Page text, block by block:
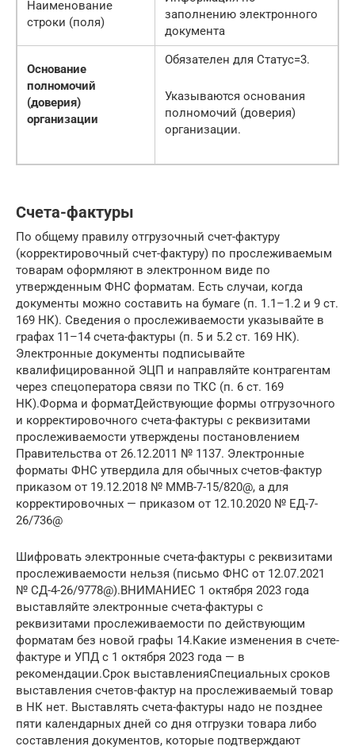
Наименование
строки (поля)
заполнению электронного
документа
Основание
полномочий
(доверия)
организации
Обязателен для Статус=3.
Указываются основания
полномочий (доверия)
организации.
Счета-фактуры
По общему правилу отгрузочный счет-фактуру
(корректировочный счет-фактуру) по прослеживаемым
товарам оформляют в электронном виде по
утвержденным ФНС форматам. Есть случаи, когда
документы можно составить на бумаге (п. 1.1–1.2 и 9 ст.
169 НК). Сведения о прослеживаемости указывайте в
графах 11–14 счета-фактуры (п. 5 и 5.2 ст. 169 НК).
Электронные документы подписывайте
квалифицированной ЭЦП и направляйте контрагентам
через спецоператора связи по ТКС (п. 6 ст. 169
НК).Форма и форматДействующие формы отгрузочного
и корректировочного счета-фактуры с реквизитами
прослеживаемости утверждены постановлением
Правительства от 26.12.2011 № 1137. Электронные
форматы ФНС утвердила для обычных счетов-фактур
приказом от 19.12.2018 № ММВ-7-15/820@, а для
корректировочных — приказом от 12.10.2020 № ЕД-7-
26/736@
Шифровать электронные счета-фактуры с реквизитами
прослеживаемости нельзя (письмо ФНС от 12.07.2021
№ СД-4-26/9778@).ВНИМАНИЕС 1 октября 2023 года
выставляйте электронные счета-фактуры с
реквизитами прослеживаемости по действующим
форматам без новой графы 14.Какие изменения в счете-
фактуре и УПД с 1 октября 2023 года — в
рекомендации.Срок выставленияСпециальных сроков
выставления счетов-фактур на прослеживаемый товар
в НК нет. Выставлять счета-фактуры надо не позднее
пяти календарных дней со дня отгрузки товара либо
составления документов, которые подтверждают